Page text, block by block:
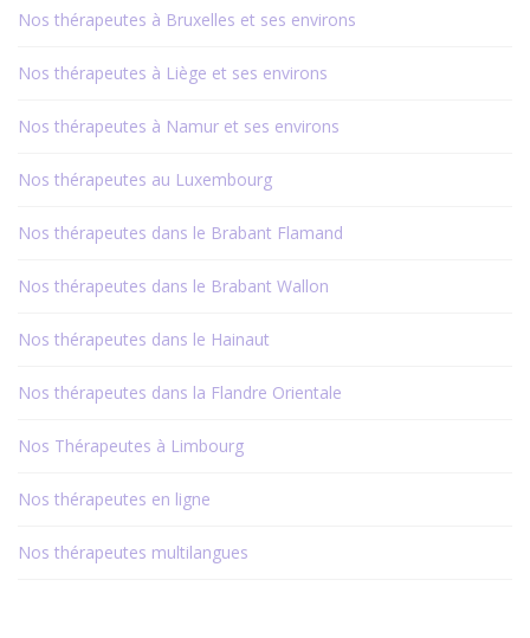
Nos thérapeutes à Bruxelles et ses environs
Nos thérapeutes à Liège et ses environs
Nos thérapeutes à Namur et ses environs
Nos thérapeutes au Luxembourg
Nos thérapeutes dans le Brabant Flamand
Nos thérapeutes dans le Brabant Wallon
Nos thérapeutes dans le Hainaut
Nos thérapeutes dans la Flandre Orientale
Nos Thérapeutes à Limbourg
Nos thérapeutes en ligne
Nos thérapeutes multilangues